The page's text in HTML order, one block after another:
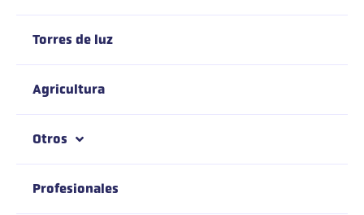
Torres de luz
Agricultura
Otros
Profesionales